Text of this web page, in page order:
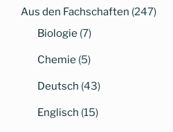
Aus den Fachschaften (247)
Biologie (7)
Chemie (5)
Deutsch (43)
Englisch (15)